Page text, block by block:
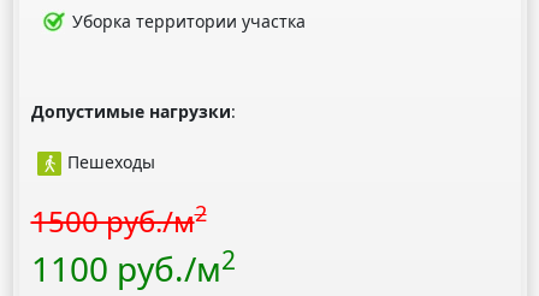
Уборка территории участка
Допустимые нагрузки:
Пешеходы
1500 руб./м2
1100 руб./м2